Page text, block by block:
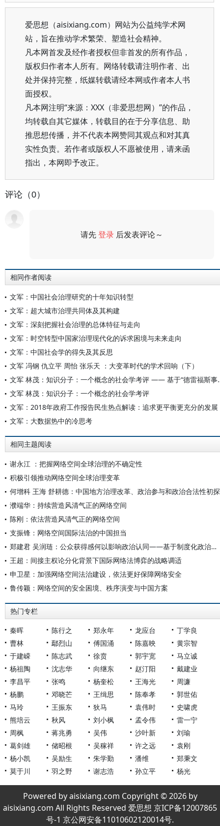
爱思想（aisixiang.com）网站为公益纯学术网
站，旨在推动学术繁荣、塑造社会精神。
凡本网首发及经作者授权但非首发的所有作品，
版权归作者本人所有。网络转载请注明作者、出
处并保持完整，纸媒转载请经本网或作者本人书
面授权。
凡本网注明“来源：XXX（非爱思想网）”的作品，
均转载自其它媒体，转载目的在于分享信息、助
推思想传播，并不代表本网赞同其观点和对其真
实性负责。若作者或版权人不愿被使用，请来函
指出，本网即予改正。
评论（0）
请先登录 后发表评论～
相同作者阅读
文军：中国社会治理研究的十年知识转型
文军：超大城市治理共同体及其构建
文军：深刻把握社会治理的总体特征与走向
文军：时空转型中国家治理现代化的诉求困境与未来走向
文军：中国社会学的得失及其反思
文军 冯钢 仇立平 周怡 张乐天 ：大变革时代的学术回响（下）
文军 林茂：知识分
文军 林茂：知识分子：一个概念的社会学考评
文军：2018年政府工作报告民生热点解读：追求更平衡更充分的发展
文军：大数据热中的冷思考
相同主题阅读
谢永江 ：把握网络空间全球治理的不确定性
积极引领推动网络空间全球治理变革
何增科 王海 舒耕德：中国地方治理改革、政治参与和政治合法性初探
濮端华：持续营造风清气正的网络空间
陈刚：依法营造风清气正的网络空间
支振锋：网络空间国际法治的中国担当
郑建君 吴润琏：公众获得感何以影响政治认同——基于制度化政治参与和政治价值观的分析
王超：间接主权论分化背景下国际网络法博弈的战略调适
申卫星：加强网络空间法治建设，依法更好保障网络安全
鲁传颖：网络空间的安全困境、秩序演变与中国方案
热门专栏
秦晖 陈行之 郑永年 龙应台
丁学良
曹林
鄢烈山 傅国涌 陈嘉映
黄宗智
于建嵘
陈志武 徐贲 郭宇宽
马立诚
杨祖陶
沈志华 向继东 赵汀阳
戴建业
李昌平
张鸣 杨奎松 王海光
周濂
杨鹏
邓晓芒 王缉思 陈奉孝
郭世佑
马玲
王振东 狄马 袁伟时
史啸虎
熊培云
秋风 刘小枫 孟令伟
雷一宁
周枫
蒋兆勇 吴伟 沙叶新
刘瑜
葛剑雄
储昭根 吴稼祥 许之远
袁刚
杨小凯
吴励生 朱学勤 潘维
郑秉文
莫于川
羽之野 谢志浩 孙立平 杨光
Powered by aisixiang.com Copyright © 2026 by
aisixiang.com All Rights Reserved 爱思想 京ICP备12007865
号-1 京公网安备11010602120014号.